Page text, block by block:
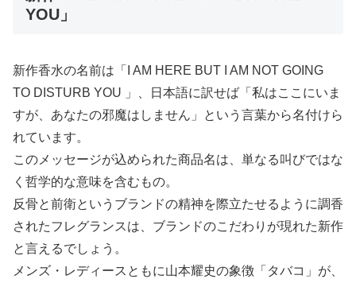
YOU」
新作香水の名前は「I AM HERE BUT I AM NOT GOING
TO DISTURB YOU 」、日本語に訳せば「私はここにいま
すが、あなたの邪魔はしません」という言葉から名付けら
れています。
このメッセージが込められた商品名は、単なる叫びではな
く哲学的な意味を含むもの。
反骨と前衛というブランドの精神を際立たせるように調香
されたフレグランスは、ブランドのこだわりが現れた新作
と言えるでしょう。
メンズ・レディースともに山本耀史の象徴「タバコ」が、